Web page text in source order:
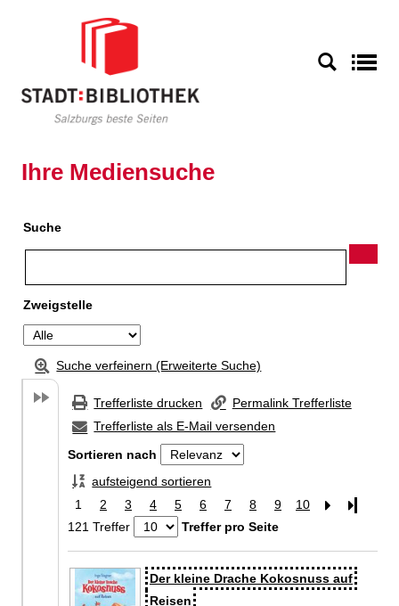
Ihre Mediensuche
Suche
Zweigstelle
Suche verfeinern (Erweiterte Suche)
Trefferliste drucken
Permalink Trefferliste
Trefferliste als E-Mail versenden
Sortieren nach
aufsteigend sortieren
1
2 3 4 5 6 7 8 9 10
Letzte
121 Treffer
Treffer pro Seite
Suchergebnis
Zu den Suchfiltern springen
Der kleine Drache Kokosnuss auf
Reisen